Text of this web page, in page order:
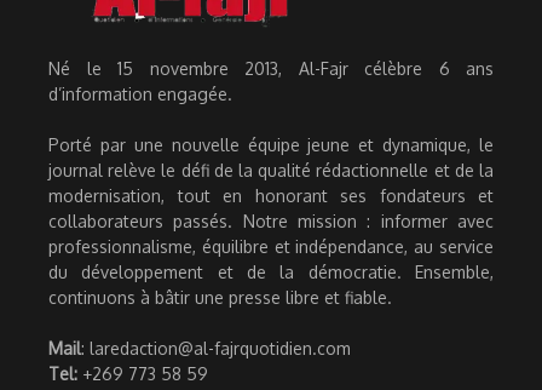
Né le 15 novembre 2013, Al-Fajr célèbre 6 ans
d’information engagée.
Porté par une nouvelle équipe jeune et dynamique, le
journal relève le défi de la qualité rédactionnelle et de la
modernisation, tout en honorant ses fondateurs et
collaborateurs passés. Notre mission : informer avec
professionnalisme, équilibre et indépendance, au service
du développement et de la démocratie. Ensemble,
continuons à bâtir une presse libre et fiable.
Mail: laredaction@al-fajrquotidien.com
Tel: +269 773 58 59